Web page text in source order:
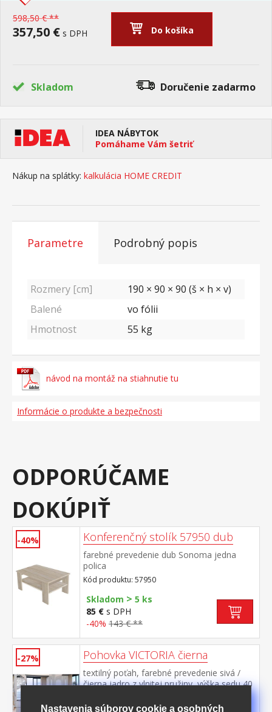
598,50 € **
357,50 € s DPH Do košíka
Skladom Doručenie zadarmo
IDEA NÁBYTOK
Pomáhame Vám šetriť
Nákup na splátky: kalkulácia HOME CREDIT
Parametre Podrobný popis
Rozmery [cm]
190 × 90 × 90 (š × h × v)
Balené
vo fólii
Hmotnost
55 kg
návod na montáž na stiahnutie tu
Informácie o produkte a bezpečnosti
ODPORÚČAME
DOKÚPIŤ
-40% Konferenčný stolík 57950 dub
farebné prevedenie dub Sonoma jedna
polica
Kód produktu: 57950
Skladom > 5 ks
85 € s DPH
-40% 143 € **
-27% Pohovka VICTORIA čierna
textilný poťah, farebné prevedenie sivá /
čierna jadro z vlnitej pružiny, výška sedu 40
190 × 120 cm rozkladacia s úložným
Nastavenia súborov cookie a osobných